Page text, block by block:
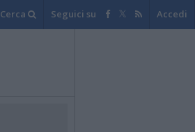
Cerca Seguici su Accedi